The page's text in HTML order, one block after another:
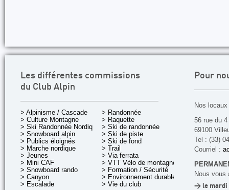
Les différentes commissions
du Club Alpin
> Alpinisme / Cascade
> Culture Montagne
> Ski Randonnée Nordique
> Snowboard alpin
> Publics éloignés
> Marche nordique
> Jeunes
> Mini CAF
> Snowboard rando
> Canyon
> Escalade
> Randonnée
> Raquette
> Ski de randonnée
> Ski de piste
> Ski de fond
> Trail
> Via ferrata
> VTT Vélo de montagne
> Formation / Sécurité
> Environnement durable
> Vie du club
Pour
Nos
56 rue du
69100
Tel : (33)
Courriel :
Nous vous
> le mardi